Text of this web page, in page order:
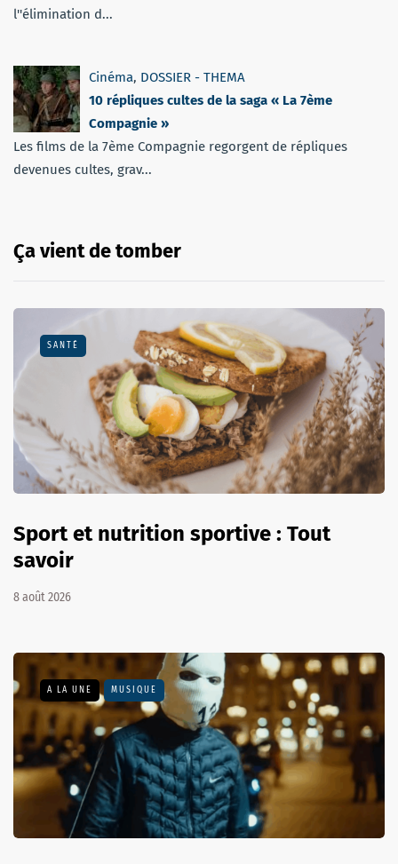
l''élimination d...
Cinéma, DOSSIER - THEMA
10 répliques cultes de la saga « La 7ème
Compagnie »
Les films de la 7ème Compagnie regorgent de répliques
devenues cultes, grav...
Ça vient de tomber
SANTÉ
Sport et nutrition sportive : Tout
savoir
8 août 2026
A LA UNE MUSIQUE